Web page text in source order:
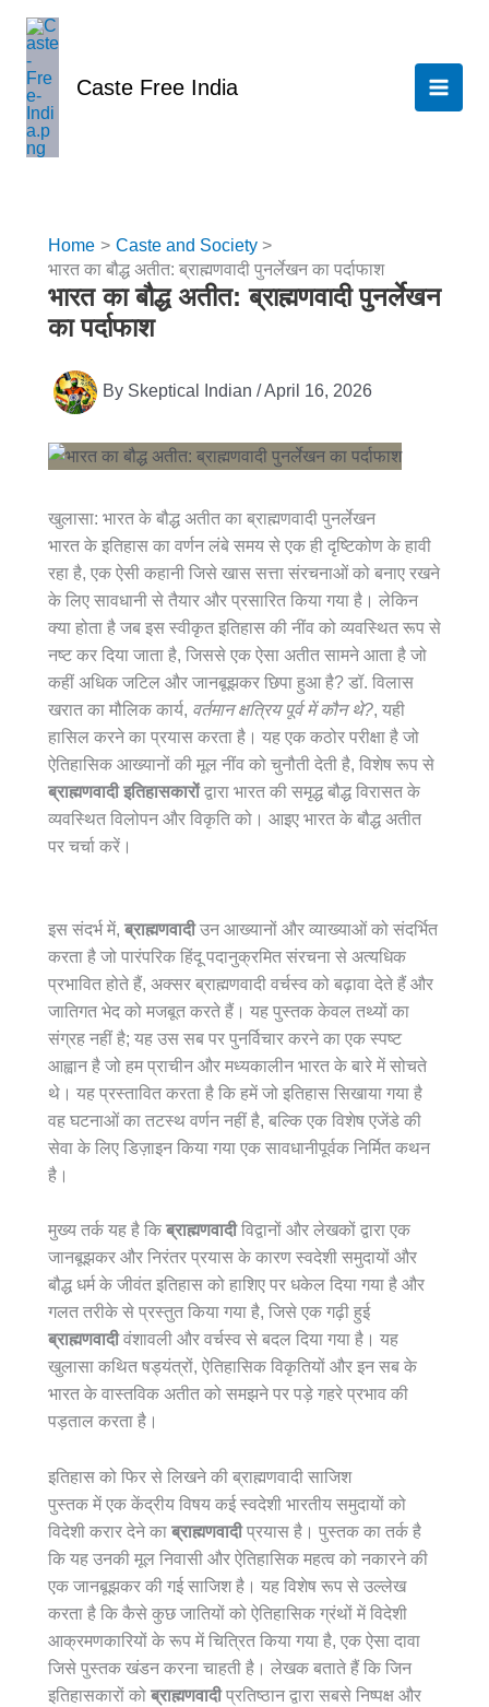
content
Caste Free India
Home
Caste and Society
भारत का बौद्ध अतीत: ब्राह्मणवादी पुनर्लेखन का पर्दाफाश
भारत का बौद्ध अतीत: ब्राह्मणवादी पुनर्लेखन
का पर्दाफाश
By Skeptical Indian /April 16, 2026
खुलासा: भारत के बौद्ध अतीत का ब्राह्मणवादी पुनर्लेखन
भारत के इतिहास का वर्णन लंबे समय से एक ही दृष्टिकोण के हावी
रहा है, एक ऐसी कहानी जिसे खास सत्ता संरचनाओं को बनाए रखने
के लिए सावधानी से तैयार और प्रसारित किया गया है। लेकिन
क्या होता है जब इस स्वीकृत इतिहास की नींव को व्यवस्थित रूप से
नष्ट कर दिया जाता है, जिससे एक ऐसा अतीत सामने आता है जो
कहीं अधिक जटिल और जानबूझकर छिपा हुआ है? डॉ. विलास
खरात का मौलिक कार्य, वर्तमान क्षत्रिय पूर्व में कौन थे?, यही
हासिल करने का प्रयास करता है। यह एक कठोर परीक्षा है जो
ऐतिहासिक आख्यानों की मूल नींव को चुनौती देती है, विशेष रूप से
ब्राह्मणवादी इतिहासकारोंद्वारा भारत की समृद्ध बौद्ध विरासत के
व्यवस्थित विलोपन और विकृति को। आइए भारत के बौद्ध अतीत
पर चर्चा करें।
इस संदर्भ में, ब्राह्मणवादीउन आख्यानों और व्याख्याओं को संदर्भित
करता है जो पारंपरिक हिंदू पदानुक्रमित संरचना से अत्यधिक
प्रभावित होते हैं, अक्सर ब्राह्मणवादी वर्चस्व को बढ़ावा देते हैं और
जातिगत भेद को मजबूत करते हैं। यह पुस्तक केवल तथ्यों का
संग्रह नहीं है; यह उस सब पर पुनर्विचार करने का एक स्पष्ट
आह्वान है जो हम प्राचीन और मध्यकालीन भारत के बारे में सोचते
थे। यह प्रस्तावित करता है कि हमें जो इतिहास सिखाया गया है
वह घटनाओं का तटस्थ वर्णन नहीं है, बल्कि एक विशेष एजेंडे की
सेवा के लिए डिज़ाइन किया गया एक सावधानीपूर्वक निर्मित कथन
है।
मुख्य तर्क यह है कि ब्राह्मणवादीविद्वानों और लेखकों द्वारा एक
जानबूझकर और निरंतर प्रयास के कारण स्वदेशी समुदायों और
बौद्ध धर्म के जीवंत इतिहास को हाशिए पर धकेल दिया गया है और
गलत तरीके से प्रस्तुत किया गया है, जिसे एक गढ़ी हुई
ब्राह्मणवादीवंशावली और वर्चस्व से बदल दिया गया है। यह
खुलासा कथित षड्यंत्रों, ऐतिहासिक विकृतियों और इन सब के
भारत के वास्तविक अतीत को समझने पर पड़े गहरे प्रभाव की
पड़ताल करता है।
इतिहास को फिर से लिखने की ब्राह्मणवादी साजिश
पुस्तक में एक केंद्रीय विषय कई स्वदेशी भारतीय समुदायों को
विदेशी करार देने का ब्राह्मणवादीप्रयास है। पुस्तक का तर्क है
कि यह उनकी मूल निवासी और ऐतिहासिक महत्व को नकारने की
एक जानबूझकर की गई साजिश है। यह विशेष रूप से उल्लेख
करता है कि कैसे कुछ जातियों को ऐतिहासिक ग्रंथों में विदेशी
आक्रमणकारियों के रूप में चित्रित किया गया है, एक ऐसा दावा
जिसे पुस्तक खंडन करना चाहती है। लेखक बताते हैं कि जिन
इतिहासकारों को ब्राह्मणवादीप्रतिष्ठान द्वारा सबसे निष्पक्ष और